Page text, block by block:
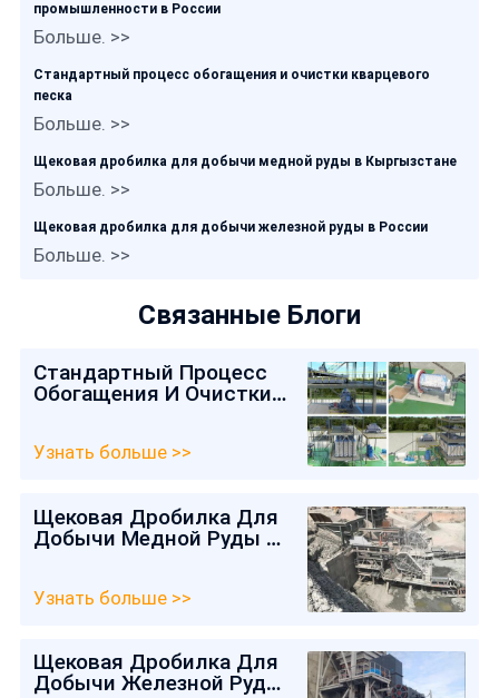
промышленности в России
Больше. >>
Стандартный процесс обогащения и очистки кварцевого
песка
Больше. >>
Щековая дробилка для добычи медной руды в Кыргызстане
Больше. >>
Щековая дробилка для добычи железной руды в России
Больше. >>
Связанные Блоги
Стандартный Процесс
Обогащения И Очистки
Узнать больше >>
Щековая Дробилка Для
Добычи Медной Руды В
Узнать больше >>
Щековая Дробилка Для
Добычи Железной Руды